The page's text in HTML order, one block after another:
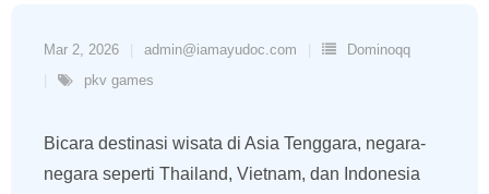
Mar 2, 2026 admin@iamayudoc.com
Dominoqq
pkv games
Bicara destinasi wisata di Asia Tenggara, negara-
negara seperti Thailand, Vietnam, dan Indonesia